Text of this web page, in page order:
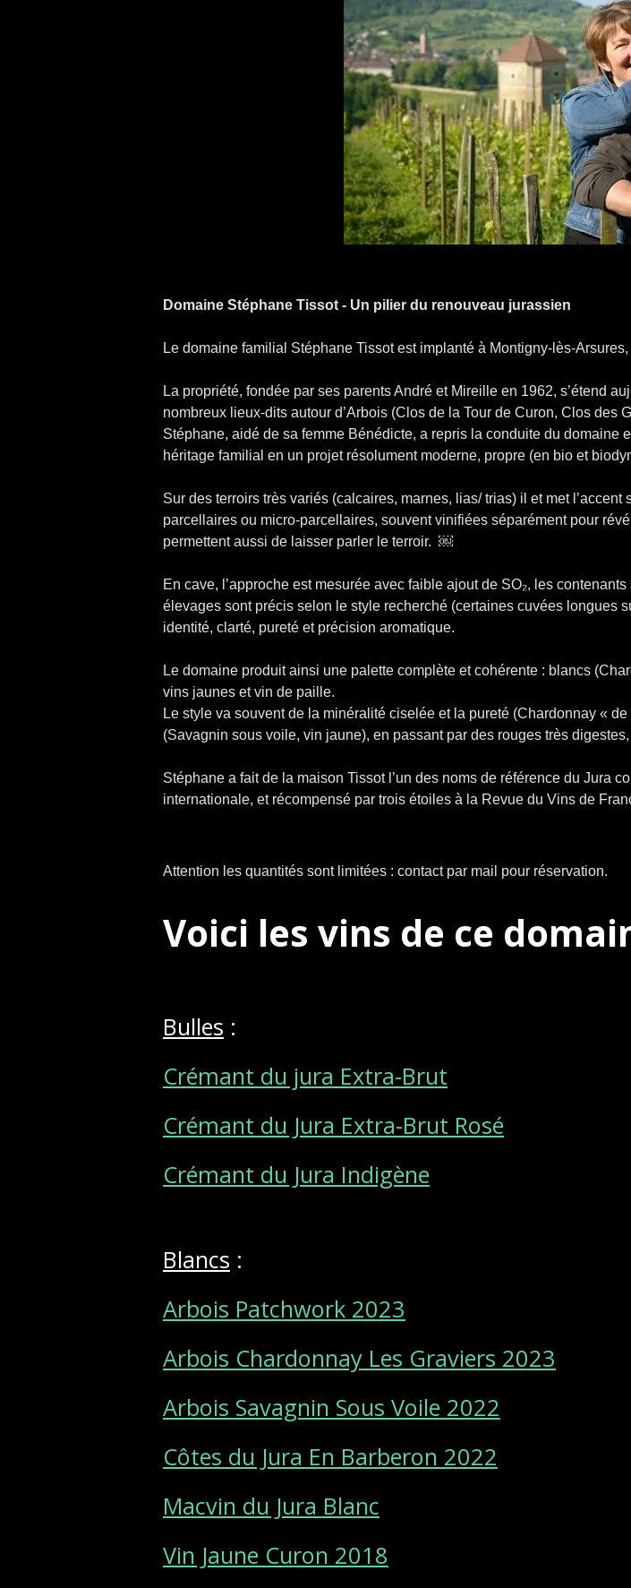
Domaine Stéphane Tissot - Un pilier du renouveau jurassien
Le domaine familial Stéphane Tissot est implanté à Montigny-lès-
La propriété, fondée par ses parents André et Mireille en 1962, s’étend
nombreux lieux-dits autour d’Arbois (Clos de la Tour de Curon, Clos des
Stéphane, aidé de sa femme Bénédicte, a repris la conduite du domaine
héritage familial en un projet résolument moderne, propre (en bio et
Sur des terroirs très variés (calcaires, marnes, lias/ trias) il et met
parcellaires ou micro-parcellaires, souvent vinifiées séparément pour
permettent aussi de laisser parler le terroir. ￼
En cave, l’approche est mesurée avec faible ajout de SO₂, les
élevages sont précis selon le style recherché (certaines cuvées longues
identité, clarté, pureté et précision aromatique.
Le domaine produit ainsi une palette complète et cohérente : blancs
vins jaunes et vin de paille.
Le style va souvent de la minéralité ciselée et la pureté (Chardonnay «
(Savagnin sous voile, vin jaune), en passant par des rouges très
Stéphane a fait de la maison Tissot l’un des noms de référence du Jura
internationale, et récompensé par trois étoiles à la Revue du Vins de
Attention les quantités sont limitées : contact par mail pour réservation.
Voici les vins de ce
Bulles :
Crémant du jura Extra-Brut
Crémant du Jura Extra-Brut Rosé
Crémant du Jura Indigène
Blancs :
Arbois Patchwork 2023
Arbois Chardonnay Les Graviers 2023
Arbois Savagnin Sous Voile 2022
Côtes du Jura En Barberon 2022
Macvin du Jura Blanc
Vin Jaune Curon 2018